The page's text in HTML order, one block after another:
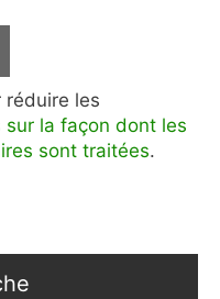
réduire les
sur la façon dont les
sont traitées.